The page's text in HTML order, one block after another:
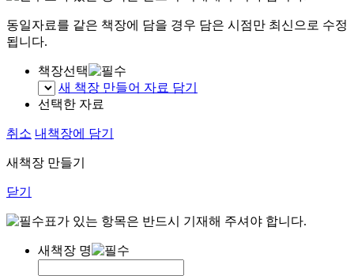
동일자료를 같은 책장에 담을 경우 담은 시점만 최신으로 수정
됩니다.
책장선택
새 책장 만들어 자료 담기
선택한 자료
취소 내책장에 담기
새책장 만들기
닫기
표가 있는 항목은 반드시 기재해 주셔야 합니다.
새책장 명